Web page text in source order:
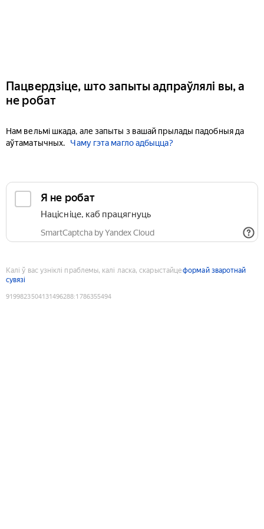
Пацвердзіце, што запыты адпраўлялі вы, а
не робат
Нам вельмі шкада, але запыты з вашай прылады падобныя да
аўтаматычных.
Чаму гэта магло адбыцца?
Я не робат
Націсніце, каб працягнуць
SmartCaptcha by Yandex Cloud
Калі ў вас узніклі праблемы, калі ласка, скарыстайцеформай зваротнай
сувязі
9199823504131496288:1786355494